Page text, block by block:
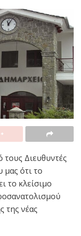
Διευθυντές
μας ότι το
το κλείσιμο
της νέας